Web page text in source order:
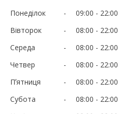
Понеділок 09:00
22:00
Вівторок
08:00
22:00
Середа
08:00
22:00
Четвер
08:00
22:00
Пʼятниця
08:00
22:00
Субота
08:00
22:00